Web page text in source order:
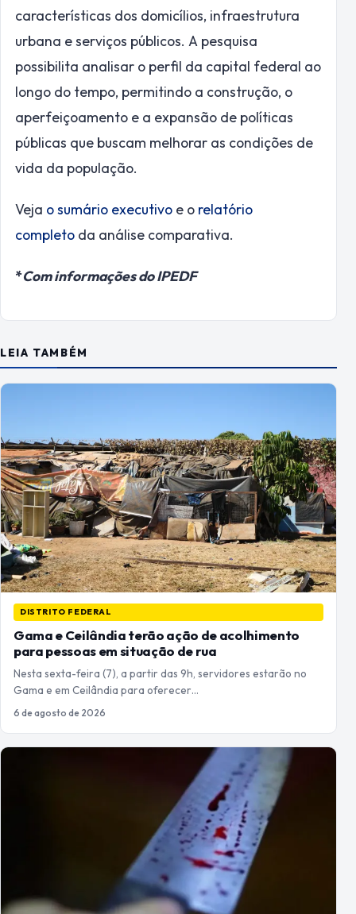
características dos domicílios, infraestrutura
urbana e serviços públicos. A pesquisa
possibilita analisar o perfil da capital federal ao
longo do tempo, permitindo a construção, o
aperfeiçoamento e a expansão de políticas
públicas que buscam melhorar as condições de
vida da população.
Veja o sumário executivo e o relatório
completo da análise comparativa.
*Com informações do IPEDF
LEIA TAMBÉM
DISTRITO FEDERAL
Gama e Ceilândia terão ação de acolhimento
para pessoas em situação de rua
Nesta sexta-feira (7), a partir das 9h, servidores estarão no
Gama e em Ceilândia para oferecer…
6 de agosto de 2026